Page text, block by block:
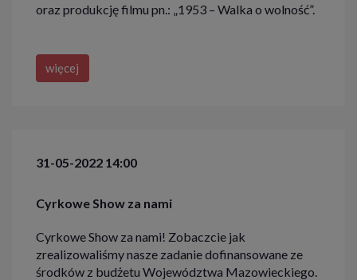
oraz produkcję filmu pn.: „1953 – Walka o wolność”.
więcej
31-05-2022 14:00
Cyrkowe Show za nami
Cyrkowe Show za nami! Zobaczcie jak
zrealizowaliśmy nasze zadanie dofinansowane ze
środków z budżetu Województwa Mazowieckiego.